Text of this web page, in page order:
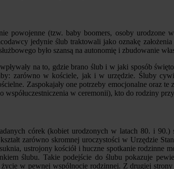
powojenne (tzw. baby boomers, osoby
jedynie ślub traktowali jako oznakę
było szansą na autonomię i zbudowanie
na to, gdzie brano ślub i w jaki sposób
zarówno w kościele, jak i w urzędzie. Śluby
Zaspokajały one potrzeby emocjonalne oraz
współuczestniczenia w ceremonii), kto do rodziny
córek (kobiet urodzonych w latach 80. i
zarówno skromnej uroczystości w Urzędzie
ustrojony kościół i huczne spotkanie
ślubu. Takie podejście do ślubu pokazuje
w pewnej wspólnocie rodzinnej. Z drugiej